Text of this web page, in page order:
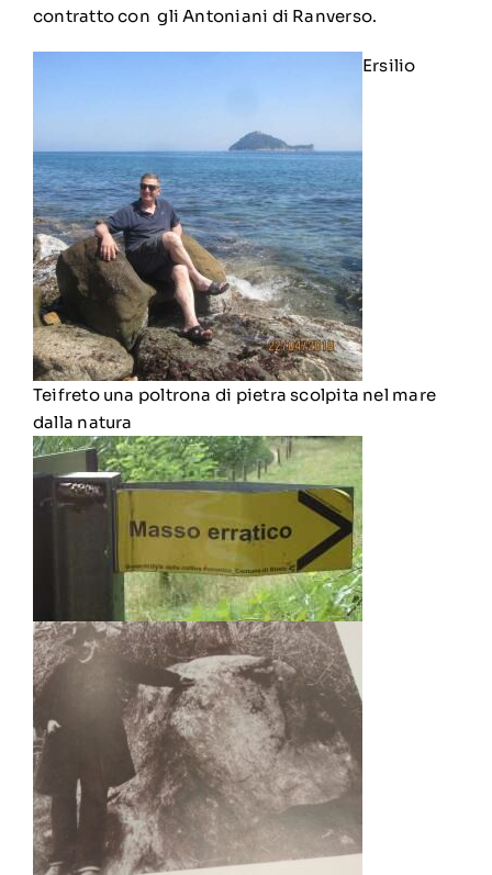
contratto con gli Antoniani di Ranverso.
Ersilio
Teifreto una poltrona di pietra scolpita nel mare
dalla natura